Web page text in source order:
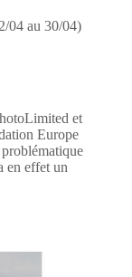
04 au 30/04)
et
Europe
en effet un